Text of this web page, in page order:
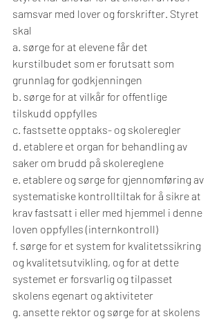
samsvar med lover og forskrifter. Styret
skal
a. sørge for at elevene får det
kurstilbudet som er forutsatt som
grunnlag for godkjenningen
b. sørge for at vilkår for offentlige
tilskudd oppfylles
c. fastsette opptaks- og skoleregler
d. etablere et organ for behandling av
saker om brudd på skolereglene
e. etablere og sørge for gjennomføring av
systematiske kontrolltiltak for å sikre at
krav fastsatt i eller med hjemmel i denne
loven oppfylles (internkontroll)
f. sørge for et system for kvalitetssikring
og kvalitetsutvikling, og for at dette
systemet er forsvarlig og tilpasset
skolens egenart og aktiviteter
g. ansette rektor og sørge for at skolens